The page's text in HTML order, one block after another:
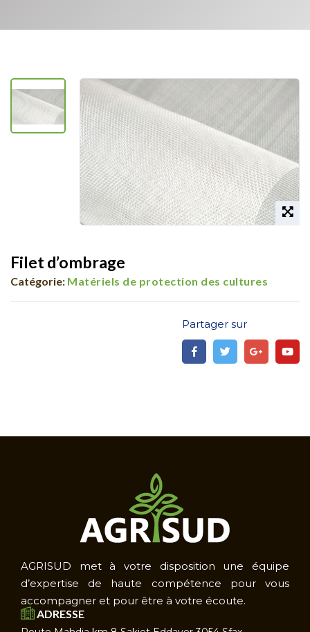
Filet d’ombrage
Catégorie: Matériels de protection des cultures
Partager sur
AGRISUD met à votre disposition une équipe
d’expertise de haute compétence pour vous
accompagner et pour être à votre écoute.
ADRESSE